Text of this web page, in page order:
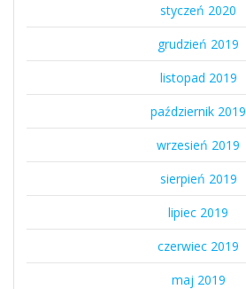
styczeń 2020
grudzień 2019
listopad 2019
październik 2019
wrzesień 2019
sierpień 2019
lipiec 2019
czerwiec 2019
maj 2019